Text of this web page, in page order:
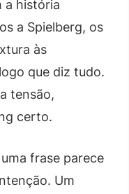
a história
a Spielberg, os
às
que diz tudo.
tensão,
certo.
frase parece
Um